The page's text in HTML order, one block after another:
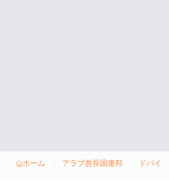
ホーム アラブ首長国連邦 ドバイ